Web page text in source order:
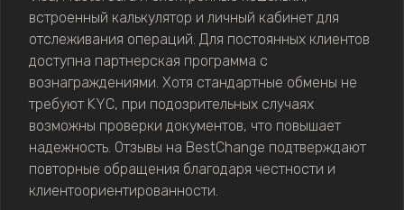
встроенный калькулятор и личный кабинет для
отслеживания операций. Для постоянных клиентов
доступна партнерская программа с
вознаграждениями. Хотя стандартные обмены не
требуют KYC, при подозрительных случаях
возможны проверки документов, что повышает
надежность. Отзывы на BestChange подтверждают
повторные обращения благодаря честности и
клиентоориентированности.